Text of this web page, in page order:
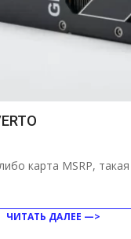
карта MSRP,
ЧИТАТЬ ДАЛЕЕ —>